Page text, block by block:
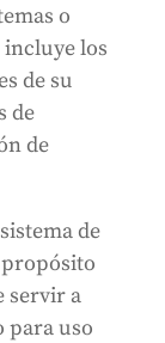
o
los
de su
de
de
de
propósito
servir a
para uso